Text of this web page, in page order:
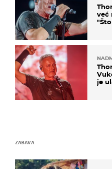
već
je
ZABAVA